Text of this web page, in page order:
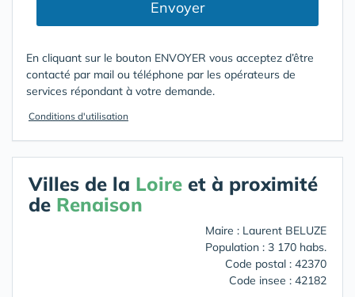
Envoyer
En cliquant sur le bouton ENVOYER vous acceptez d’être
contacté par mail ou téléphone par les opérateurs de
services répondant à votre demande.
Conditions d'utilisation
Villes de la Loire et à proximité
de Renaison
Maire : Laurent BELUZE
Population : 3 170 habs.
Code postal : 42370
Code insee : 42182